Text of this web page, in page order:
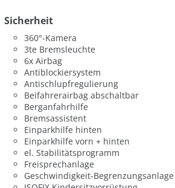
Sicherheit
360°-Kamera
3te Bremsleuchte
6x Airbag
Antiblockiersystem
Antischlupfregulierung
Beifahrerairbag abschaltbar
Berganfahrhilfe
Bremsassistent
Einparkhilfe hinten
Einparkhilfe vorn + hinten
el. Stabilitätsprogramm
Freisprechanlage
Geschwindigkeit-Begrenzungsanlage